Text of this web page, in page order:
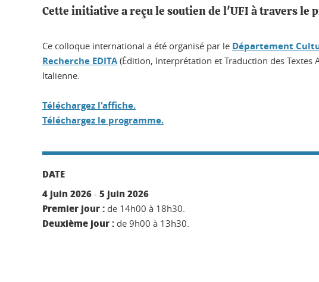
Cette initiative a reçu le soutien de l'UFI à travers le
Ce colloque international a été organisé par le Département
Recherche EDITA (Édition, Interprétation et Traduction des Textes
Italienne.
Téléchargez l'affiche.
Téléchargez le programme.
DATE
4 juin 2026 - 5 juin 2026
Premier jour : de 14h00 à 18h30.
Deuxième jour : de 9h00 à 13h30.